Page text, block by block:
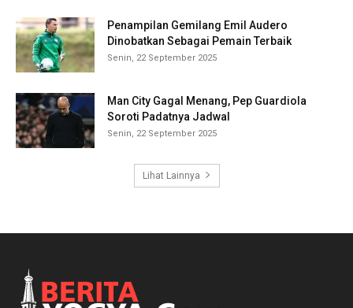
Penampilan Gemilang Emil Audero
Dinobatkan Sebagai Pemain Terbaik
Senin, 22 September 2025
Man City Gagal Menang, Pep Guardiola
Soroti Padatnya Jadwal
Senin, 22 September 2025
Lihat Lainnya